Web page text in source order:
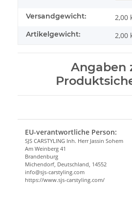
Versandgewicht: 2,00
Artikelgewicht: 2,00
Angaben
EU-verantwortliche Person:
SJS CARSTYLING Inh. Herr Jassin Sohem
Am Weinberg 41
Brandenburg
Michendorf, Deutschland, 14552
info@sjs-carstyling.com
https://www.sjs-carstyling.com/